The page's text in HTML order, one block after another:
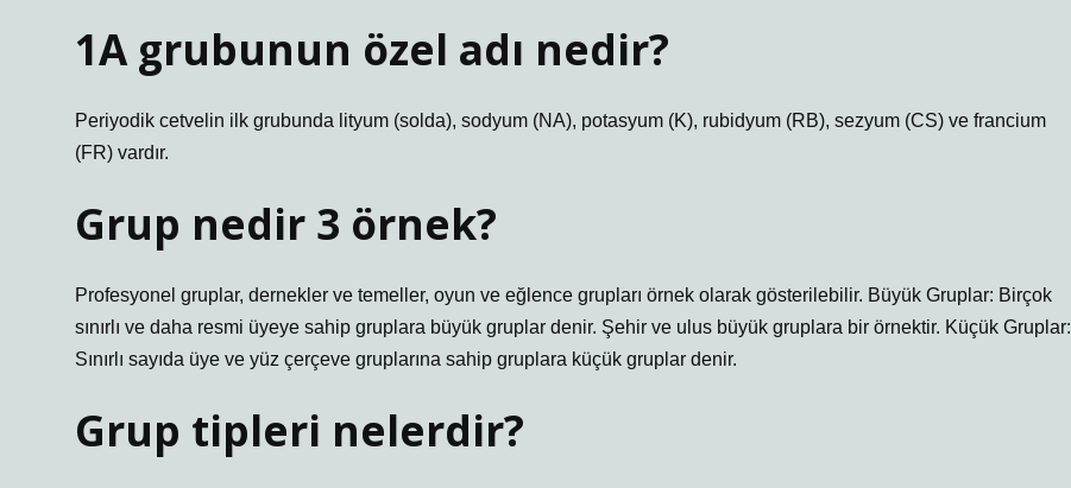
1A grubunun özel adı nedir?
Periyodik cetvelin ilk grubunda lityum (solda), sodyum (NA), potasyum (K), rubidyum (RB), sezyum (CS) ve francium
(FR) vardır.
Grup nedir 3 örnek?
Profesyonel gruplar, dernekler ve temeller, oyun ve eğlence grupları örnek olarak gösterilebilir. Büyük Gruplar: Birçok
sınırlı ve daha resmi üyeye sahip gruplara büyük gruplar denir. Şehir ve ulus büyük gruplara bir örnektir. Küçük Gruplar:
Sınırlı sayıda üye ve yüz çerçeve gruplarına sahip gruplara küçük gruplar denir.
Grup tipleri nelerdir?